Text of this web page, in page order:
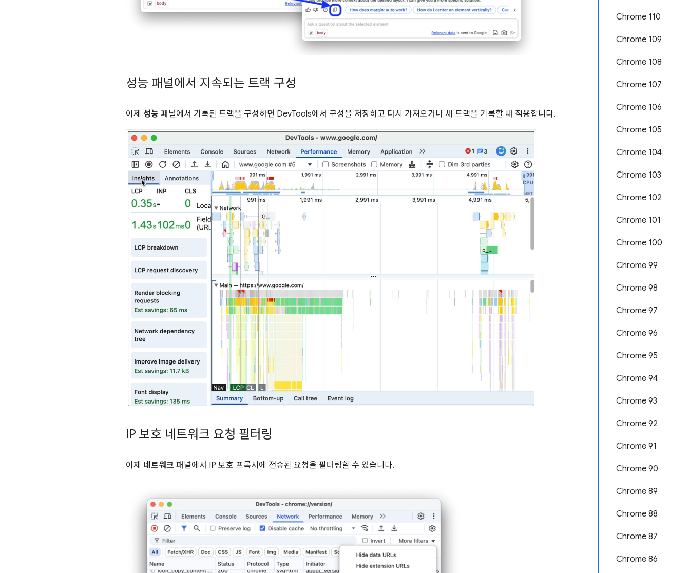
Chrome 110
Chrome 109
Chrome 108
Chrome 107
Chrome 106
Chrome 105
Chrome 104
Chrome 103
Chrome 102
Chrome 101
Chrome 100
Chrome 99
Chrome 98
Chrome 97
Chrome 96
Chrome 95
Chrome 94
Chrome 93
Chrome 92
Chrome 91
Chrome 90
Chrome 89
Chrome 88
Chrome 87
Chrome 86
성능 패널에서 지속되는 트랙 구성
이제 성능 패널에서 기록된 트랙을 구성하면 DevTools에서 구성을 저장하고 다시 가져오거나 새 트랙을 기록할 때 적용합니다.
IP 보호 네트워크 요청 필터링
이제 네트워크 패널에서 IP 보호 프록시에 전송된 요청을 필터링할 수 있습니다.